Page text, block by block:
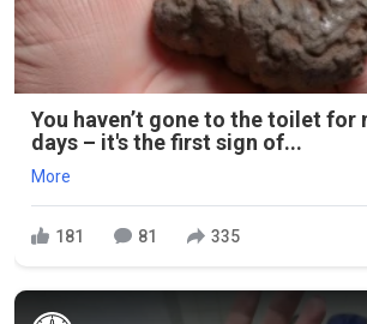
You haven’t gone to the toilet for
days – it's the first sign of...
More
181 81 335